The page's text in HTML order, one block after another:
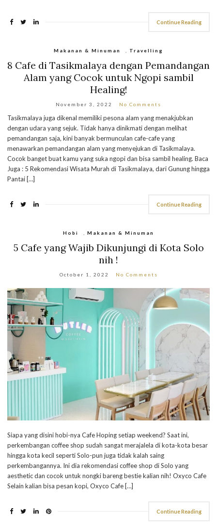
Continue Reading
Makanan & Minuman Travelling
8 Cafe di Tasikmalaya dengan Pemandangan
Alam yang Cocok untuk Ngopi sambil
Healing!
November 3, 2022 No Comments
Tasikmalaya juga dikenal memiliki pesona alam yang menakjubkan
dengan udara yang sejuk. Tidak hanya dinikmati dengan melihat
pemandangan saja, kini banyak bermunculan cafe-cafe yang
menawarkan pemandangan alam yang menyejukan di Tasikmalaya.
Cocok banget buat kamu yang suka ngopi dan bisa sambil healing. Baca
Juga : 5 Rekomendasi Wisata Murah di Tasikmalaya, dari Gunung hingga
Pantai […]
Continue Reading
Hobi Makanan & Minuman
5 Cafe yang Wajib Dikunjungi di Kota Solo
nih !
October 1, 2022 No Comments
Siapa yang disini hobi-nya Cafe Hoping setiap weekend? Saat ini,
perkembangan coffee shop sudah sangat merajalela di kota-kota besar
hingga kota kecil seperti Solo-pun juga tidak kalah saing
perkembangannya. Ini dia rekomendasi coffee shop di Solo yang
aesthetic dan cocok untuk nongki bareng bestie kalian nih! Oxyco Cafe
Selain kalian bisa pesan kopi, Oxyco Cafe […]
Continue Reading